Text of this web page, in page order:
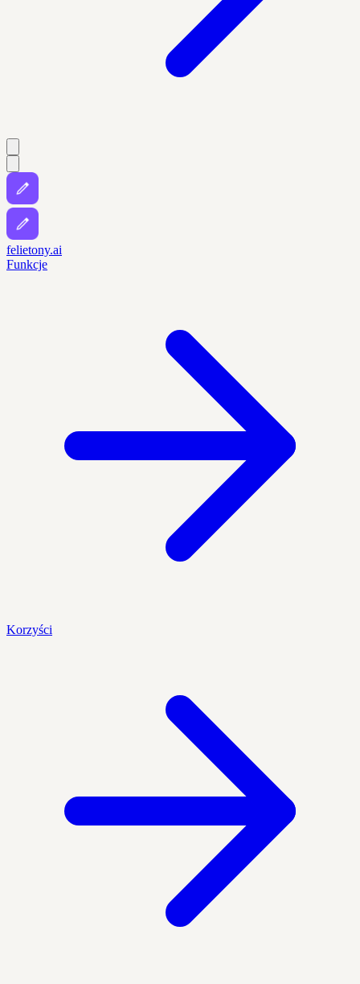
felietony.ai
Funkcje
Korzyści